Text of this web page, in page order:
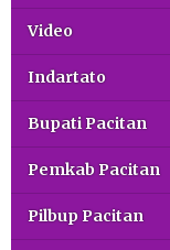
Video
Indartato
Bupati Pacitan
Pemkab Pacitan
Pilbup Pacitan